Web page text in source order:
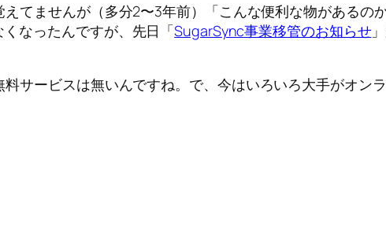
てませんが（多分2〜3年前）「こんな便利な物があるの
なったんですが、先日「SugarSync事業移管のお知らせ
サービスは無いんですね。で、今はいろいろ大手がオン